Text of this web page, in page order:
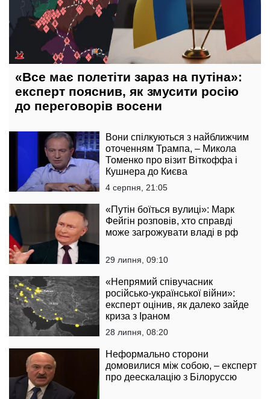
«Все має полетіти зараз на путіна»:
експерт пояснив, як змусити росію
до переговорів восени
Вони спілкуються з найближчим
оточенням Трампа, – Микола
Томенко про візит Віткоффа і
Кушнера до Києва
4 серпня, 21:05
«Путін боїться вулиці»: Марк
Фейгін розповів, хто справді
може загрожувати владі в рф
29 липня, 09:10
«Непрямий співучасник
російсько-української війни»:
експерт оцінив, як далеко зайде
криза з Іраном
28 липня, 08:20
Неформально сторони
домовилися між собою, – експерт
про деескалацію з Білоруссю